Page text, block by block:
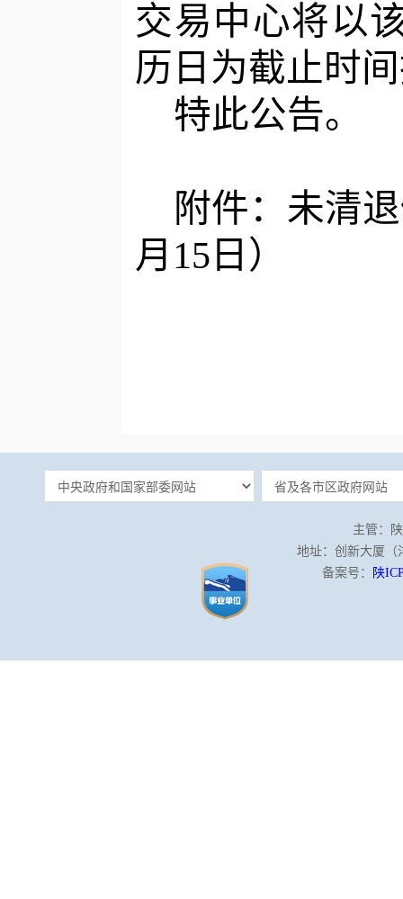
交易中心将以
历日为截止时
特此公告。
附件： 未清
月 15 日 ）
主管：
地址：创新大厦（
备案号：
陕